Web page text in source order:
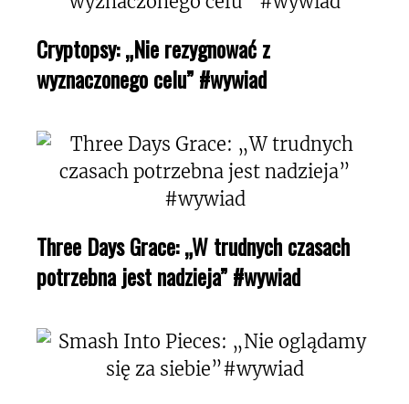
Cryptopsy: „Nie rezygnować z
wyznaczonego celu” #wywiad
Three Days Grace: „W trudnych czasach
potrzebna jest nadzieja” #wywiad